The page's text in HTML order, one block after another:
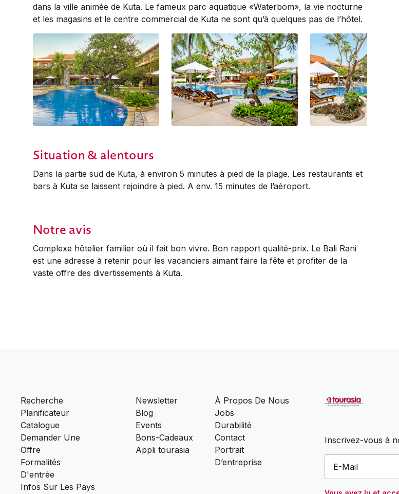
dans la ville animée de Kuta. Le fameux parc aquatique «Waterbom», la vie nocturne
et les magasins et le centre commercial de Kuta ne sont qu’à quelques pas de l’hôtel.
Situation & alentours
Dans la partie sud de Kuta, à environ 5 minutes à pied de la plage. Les restaurants et
bars à Kuta se laissent rejoindre à pied. A env. 15 minutes de l’aéroport.
Notre avis
Complexe hôtelier familier où il fait bon vivre. Bon rapport qualité-prix. Le Bali Rani
est une adresse à retenir pour les vacanciers aimant faire la fête et profiter de la
vaste offre des divertissements à Kuta.
Recherche
Planificateur
Catalogue
Demander Une
Offre
Formalités
D'entrée
Infos Sur Les Pays
Newsletter
Blog
Events
Bons-Cadeaux
Appli tourasia
À Propos De Nous
Jobs
Durabilité
Contact
Portrait
D’entreprise
Inscrivez-vous à